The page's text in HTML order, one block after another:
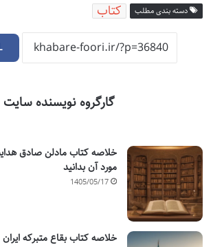
دسته بندی مطلب کتاب
گارگروه نویسنده سایت
خلاصه کتاب مادلن صادق
مورد آن بدانید
1405/05/17
خلاصه کتاب بقاع متبرکه